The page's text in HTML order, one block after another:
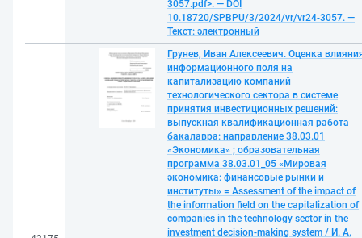
3057.pdf>. — DOI
10.18720/SPBPU/3/2024/vr/vr24-3057. —
Текст: электронный
Грунев, Иван Алексеевич. Оценка
информационного поля на
капитализацию компаний
технологического сектора в системе
принятия инвестиционных решений:
выпускная квалификационная работа
бакалавра: направление 38.03.01
«Экономика» ; образовательная
программа 38.03.01_05 «Мировая
экономика: финансовые рынки и
институты» = Assessment of the impact of
the information field on the capitalization of
companies in the technology sector in the
investment decision-making system / И. А.